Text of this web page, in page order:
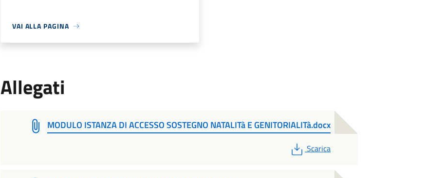
VAI ALLA PAGINA
Allegati
MODULO ISTANZA DI ACCESSO SOSTEGNO NATALITà E GENITORIALITà.docx
PDF
Scarica